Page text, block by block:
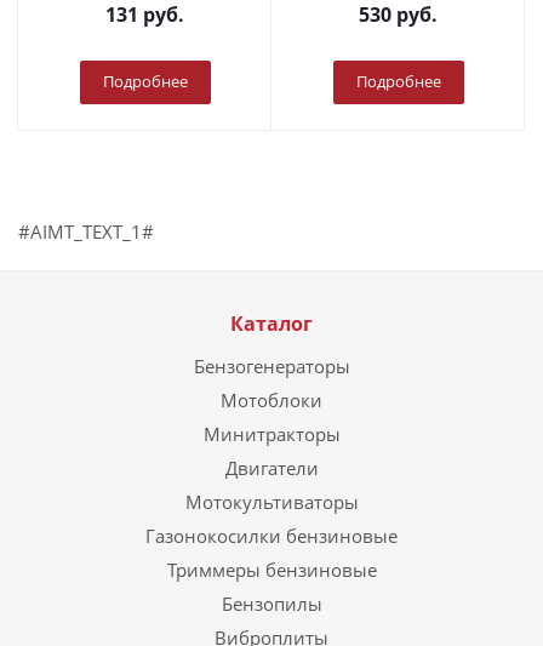
131 руб.
Подробнее
530 руб.
Подробнее
#AIMT_TEXT_1#
Каталог
Бензогенераторы
Мотоблоки
Минитракторы
Двигатели
Мотокультиваторы
Газонокосилки бензиновые
Триммеры бензиновые
Бензопилы
Виброплиты